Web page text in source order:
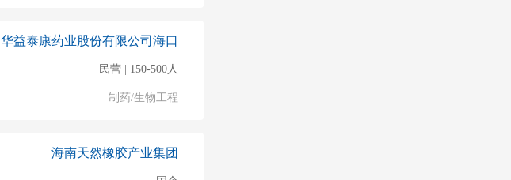
华益泰康药业股份有限公司海口
民营 | 150-500人
制药/生物工程
海南天然橡胶产业集团